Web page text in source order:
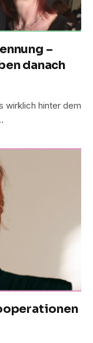
–
danach
wirklich hinter dem